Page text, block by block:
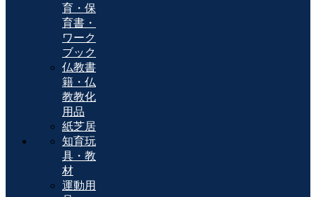
育・保
育書・
ワーク
ブック
仏教書
籍・仏
教教化
用品
紙芝居
知育玩
具・教
材
運動用